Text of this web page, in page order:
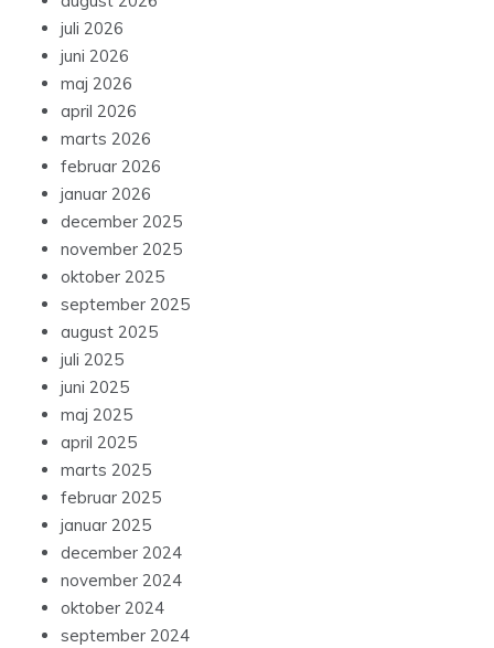
juli 2026
juni 2026
maj 2026
april 2026
marts 2026
februar 2026
januar 2026
december 2025
november 2025
oktober 2025
september 2025
august 2025
juli 2025
juni 2025
maj 2025
april 2025
marts 2025
februar 2025
januar 2025
december 2024
november 2024
oktober 2024
september 2024